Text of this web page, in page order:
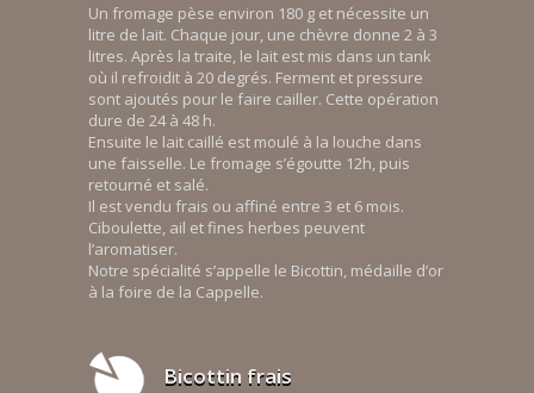
Un fromage pèse environ 180 g et nécessite un
litre de lait. Chaque jour, une chèvre donne 2 à 3
litres. Après la traite, le lait est mis dans un tank
où il refroidit à 20 degrés. Ferment et pressure
sont ajoutés pour le faire cailler. Cette opération
dure de 24 à 48 h.
Ensuite le lait caillé est moulé à la louche dans
une faisselle. Le fromage s’égoutte 12h, puis
retourné et salé.
Il est vendu frais ou affiné entre 3 et 6 mois.
Ciboulette, ail et fines herbes peuvent
l’aromatiser.
Notre spécialité s’appelle le Bicottin, médaille d’or
à la foire de la Cappelle.
Bicottin frais